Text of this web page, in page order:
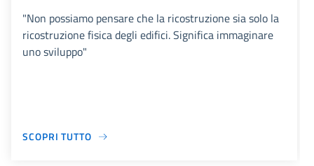
"Non possiamo pensare che la ricostruzione sia solo la
ricostruzione fisica degli edifici. Significa immaginare
uno sviluppo"
SCOPRI TUTTO